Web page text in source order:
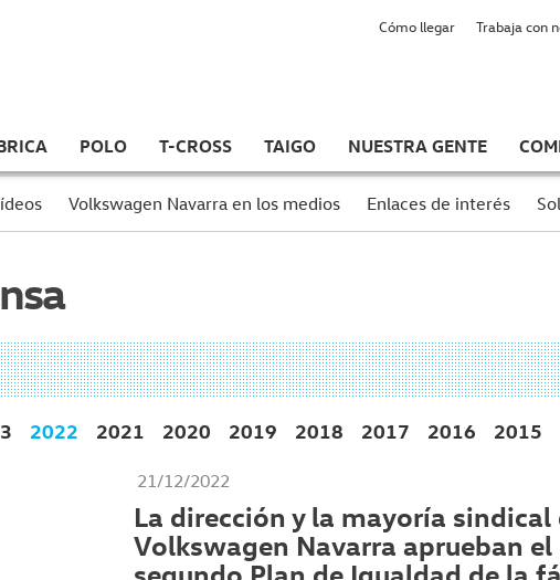
POLO T-CROSS TAIGO NUESTRA GENTE
Cómo llegar Trabaja con
Volkswagen Navarra en los medios Enlaces de interés
2022 2021 2020 2019 2018 2017 2016 2015
21/12/2022
La dirección y la mayoría sindical
Volkswagen Navarra aprueban el